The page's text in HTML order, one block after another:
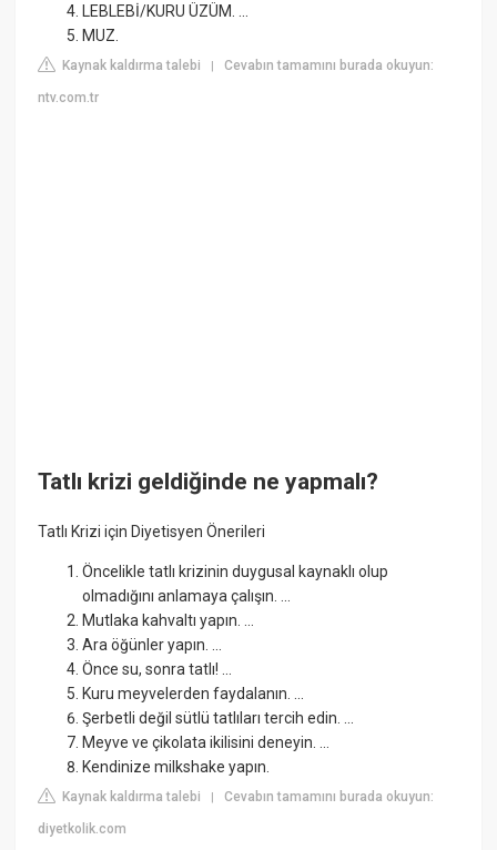
LEBLEBİ/KURU ÜZÜM. ...
MUZ.
Kaynak kaldırma talebi |Cevabın tamamını burada okuyun:
ntv.com.tr
Tatlı krizi geldiğinde ne yapmalı?
Tatlı Krizi için Diyetisyen Önerileri
Öncelikle tatlı krizinin duygusal kaynaklı olup
olmadığını anlamaya çalışın. ...
Mutlaka kahvaltı yapın. ...
Ara öğünler yapın. ...
Önce su, sonra tatlı! ...
Kuru meyvelerden faydalanın. ...
Şerbetli değil sütlü tatlıları tercih edin. ...
Meyve ve çikolata ikilisini deneyin. ...
Kendinize milkshake yapın.
Kaynak kaldırma talebi |Cevabın tamamını burada okuyun:
diyetkolik.com